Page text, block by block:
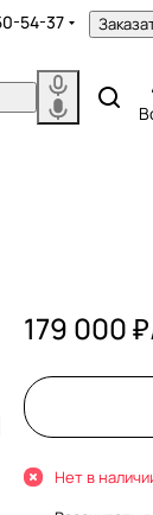
54-37
179 000
Нет в